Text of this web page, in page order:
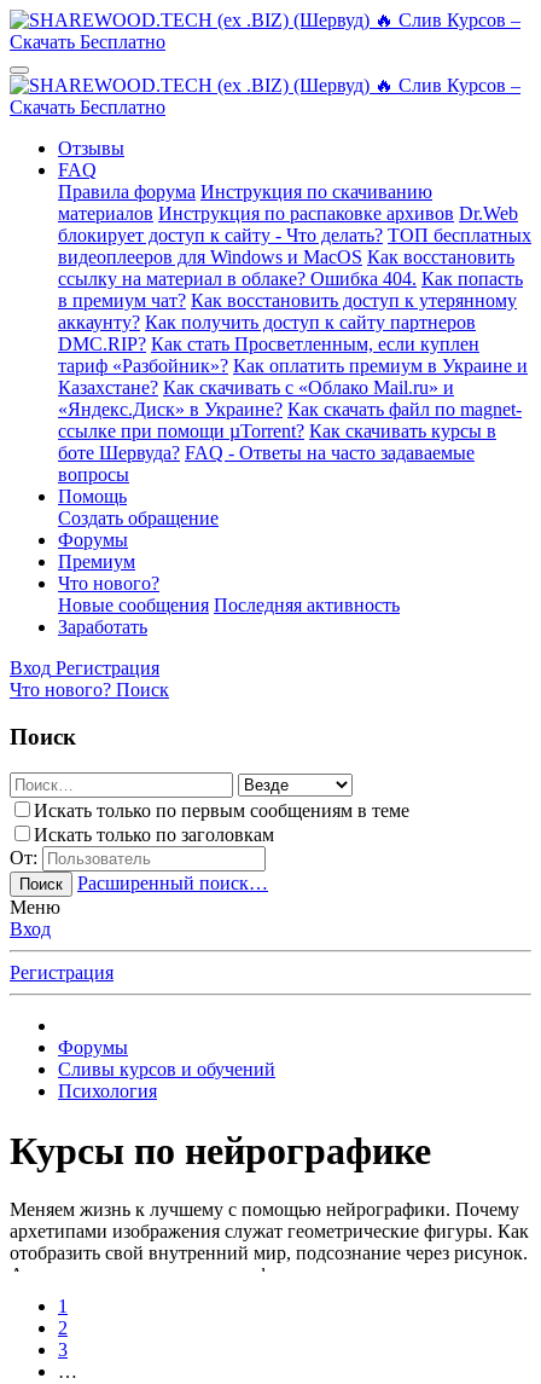
Отзывы
FAQ
Правила форума Инструкция по скачиванию
материалов Инструкция по распаковке архивов Dr.Web
блокирует доступ к сайту - Что делать? ТОП бесплатных
видеоплееров для Windows и MacOS Как восстановить
ссылку на материал в облаке? Ошибка 404. Как попасть
в премиум чат? Как восстановить доступ к утерянному
аккаунту? Как получить доступ к сайту партнеров
DMC.RIP? Как стать Просветленным, если куплен
тариф «Разбойник»? Как оплатить премиум в Украине и
Казахстане? Как скачивать с «Облако Mail.ru» и
«Яндекс.Диск» в Украине? Как скачать файл по magnet-
ссылке при помощи µTorrent? Как скачивать курсы в
боте Шервуда? FAQ - Ответы на часто задаваемые
вопросы
Помощь
Создать обращение
Форумы
Премиум
Что нового?
Новые сообщения Последняя активность
Заработать
Вход Регистрация
Что нового? Поиск
Поиск
Искать только по первым сообщениям в теме
Искать только по заголовкам
От:
Поиск
Расширенный поиск…
Меню
Вход
Регистрация
Форумы
Сливы курсов и обучений
Психология
Курсы по нейрографике
Меняем жизнь к лучшему с помощью нейрографики. Почему
архетипами изображения служат геометрические фигуры. Как
отобразить свой внутренний мир, подсознание через рисунок.
Алгоритм рисования и расшифровка результата – что нового
можно узнать о себе. Практический мастер-класс в формате
видео, пошаговое знакомство с нейрографикой.
1
2
3
…